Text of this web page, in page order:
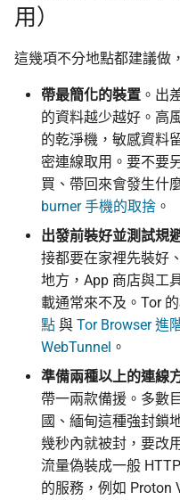
用）
這幾項不分地點都建議做
帶最簡化的裝置 。出
的資料越少越好。高
的乾淨機，敏感資料
密連線取用。要不要
買、帶回來會發生什
burner 手機的取捨 。
出發前裝好並測試規
接都要在家裡先裝好
地方，App 商店與工
載通常來不及。Tor
點 與 Tor Browser 進
WebTunnel 。
準備兩種以上的連線
帶一兩款備援。多數
國、緬甸這種強封鎖
幾秒內就被封，要改
流量偽裝成一般
的服務，例如 Proton